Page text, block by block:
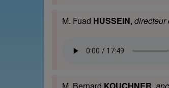
M. Fuad HUSSEIN, directeur